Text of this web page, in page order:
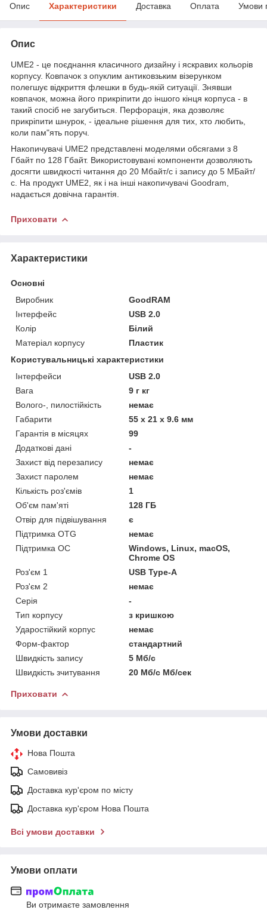
Опис Характеристики Доставка Оплата Умови
Опис
UME2 - це поєднання класичного дизайну і яскравих кольорів
корпусу. Ковпачок з опуклим антиковзьким візерунком
полегшує відкриття флешки в будь-якій ситуації. Знявши
ковпачок, можна його прикріпити до іншого кінця корпуса - в
такий спосіб не загубиться. Перфорація, яка дозволяє
прикріпити шнурок, - ідеальне рішення для тих, хто любить,
коли пам"ять поруч.
Накопичувачі UME2 представлені моделями обсягами з 8
Гбайт по 128 Гбайт. Використовувані компоненти дозволяють
досягти швидкості читання до 20 Мбайт/с і запису до 5 МБайт/
с. На продукт UME2, як і на інші накопичувачі Goodram,
надається довічна гарантія.
Приховати
Характеристики
Основні
Виробник
GoodRAM
Інтерфейс
USB 2.0
Колір
Білий
Матеріал корпусу
Пластик
Користувальницькі характеристики
Інтерфейси
USB 2.0
Вага
9 г кг
Волого-, пилостійкість
немає
Габарити
55 х 21 х 9.6 мм
Гарантія в місяцях
99
Додаткові дані
-
Захист від перезапису
немає
Захист паролем
немає
Кількість роз'ємів
1
Об'єм пам'яті
128 ГБ
Отвір для підвішування
є
Підтримка OTG
немає
Підтримка ОС
Windows, Linux, macOS,
Chrome OS
Роз'єм 1
USB Type-A
Роз'єм 2
немає
Серія
-
Тип корпусу
з кришкою
Ударостійкий корпус
немає
Форм-фактор
стандартний
Швидкість запису
5 Мб/с
Швидкість зчитування
20 Мб/с Мб/сек
Приховати
Умови доставки
Нова Пошта
Самовивіз
Доставка кур'єром по місту
Доставка кур'єром Нова Пошта
Всі умови доставки
Умови оплати
Ви отримаєте замовлення